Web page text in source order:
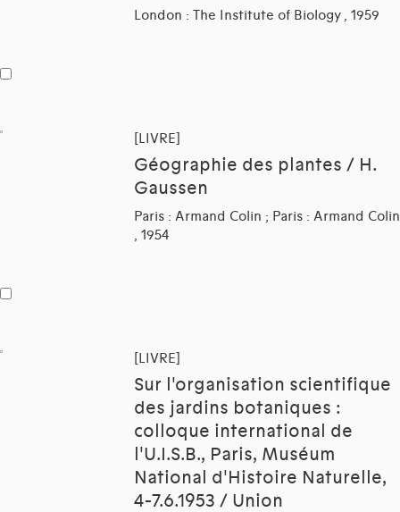
London : The Institute of Biology , 1959
[LIVRE]
Géographie des plantes / H.
Gaussen
Paris : Armand Colin ; Paris : Armand Colin
, 1954
[LIVRE]
Sur l'organisation scientifique
des jardins botaniques :
colloque international de
l'U.I.S.B., Paris, Muséum
National d'Histoire Naturelle,
4-7.6.1953 / Union